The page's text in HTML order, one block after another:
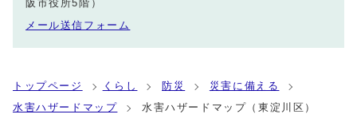
阪市役所5階）
メール送信フォーム
トップページ くらし 防災
災害に備える
水害ハザードマップ
水害ハザードマップ（東淀川区）